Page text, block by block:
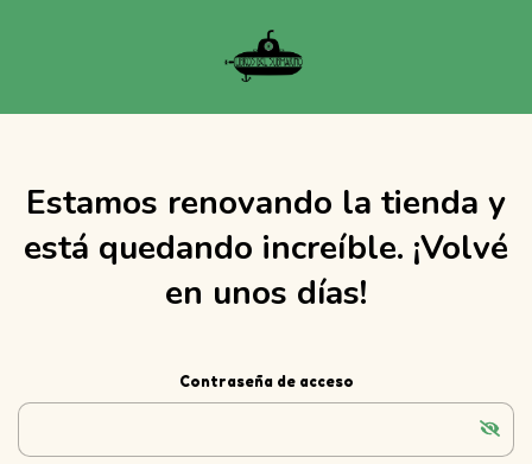
Estamos renovando la tienda y
está quedando increíble. ¡Volvé
en unos días!
Contraseña de acceso